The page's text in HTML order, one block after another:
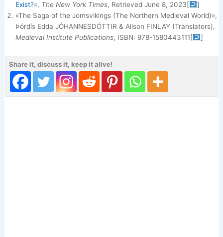
Exist?«, The New York Times, Retrieved June 8, 2023[
]
«The Saga of the Jomsvikings (The Northern Medieval World)»,
Þórdís Edda JÓHANNESDÓTTIR & Alison FINLAY (Translators),
Medieval Institute Publications, ISBN: 978-1580443111[ ]
Share it, discuss it, keep it alive!